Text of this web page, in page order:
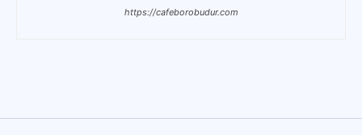
https://cafeborobudur.com